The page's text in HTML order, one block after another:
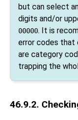
but can select
digits and/or
00000. It is
error codes that
are category
trapping the
46.9.2.